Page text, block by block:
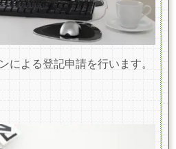
による登記申請を行います。